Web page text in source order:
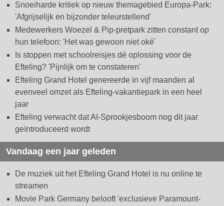
Snoeiharde kritiek op nieuw themagebied Europa-Park:
'Afgrijselijk en bijzonder teleurstellend'
Medewerkers Woezel & Pip-pretpark zitten constant op
hun telefoon: 'Het was gewoon niet oké'
Is stoppen met schoolreisjes dé oplossing voor de
Efteling? 'Pijnlijk om te constateren'
Efteling Grand Hotel genereerde in vijf maanden al
evenveel omzet als Efteling-vakantiepark in een heel
jaar
Efteling verwacht dat AI-Sprookjesboom nog dit jaar
geïntroduceerd wordt
Vandaag een jaar geleden
De muziek uit het Efteling Grand Hotel is nu online te
streamen
Movie Park Germany belooft 'exclusieve Paramount-